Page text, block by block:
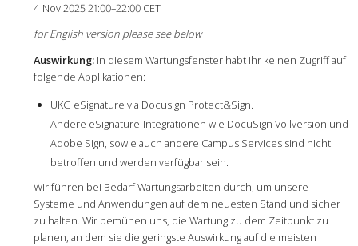
4 Nov 2025 21:00–22:00 CET
for English version please see below
Auswirkung:In diesem Wartungsfenster habt ihr keinen Zugriff auf
folgende Applikationen:
UKG eSignature via Docusign Protect&Sign.
Andere eSignature-Integrationen wie DocuSign Vollversion und
Adobe Sign, sowie auch andere Campus Services sind nicht
betroffen und werden verfügbar sein.
Wir führen bei Bedarf Wartungsarbeiten durch, um unsere
Systeme und Anwendungen auf dem neuesten Stand und sicher
zu halten. Wir bemühen uns, die Wartung zu dem Zeitpunkt zu
planen, an dem sie die geringste Auswirkung auf die meisten